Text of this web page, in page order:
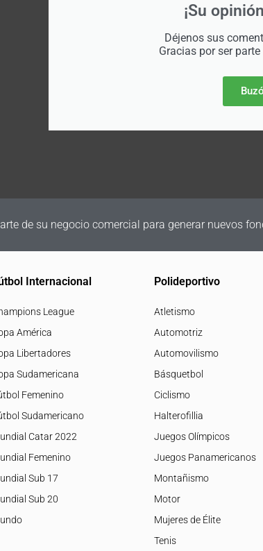
¡Su
Déjenos sus
Gracias por ser
de su negocio comercial para generar nuevos
Internacional
League
América
Libertadores
Sudamericana
Femenino
Sudamericano
Catar 2022
Femenino
Sub 17
Sub 20
Polideportivo
Atletismo
Automotriz
Automovilismo
Básquetbol
Ciclismo
Halterofillia
Juegos Olímpicos
Juegos Panamericanos
Montañismo
Motor
Mujeres de Élite
Tenis